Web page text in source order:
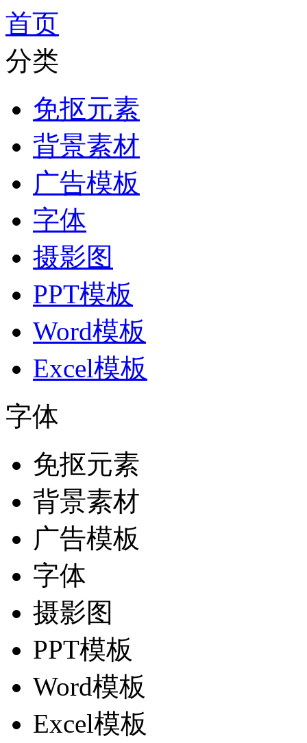
首页
分类
免抠元素
背景素材
广告模板
字体
摄影图
PPT模板
Word模板
Excel模板
字体
免抠元素
背景素材
广告模板
字体
摄影图
PPT模板
Word模板
Excel模板